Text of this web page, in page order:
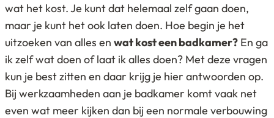
wat het kost. Je kunt dat helemaal zelf gaan doen,
maar je kunt het ook laten doen. Hoe begin je het
uitzoeken van alles en wat kost een badkamer? En ga
ik zelf wat doen of laat ik alles doen? Met deze vragen
kun je best zitten en daar krijg je hier antwoorden op.
Bij werkzaamheden aan je badkamer komt vaak net
even wat meer kijken dan bij een normale verbouwing